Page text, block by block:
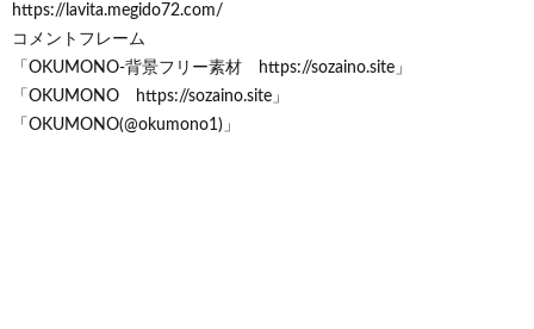
https://lavita.megido72.com/
コメントフレーム
「OKUMONO-背景フリー素材 https://sozaino.site」
「OKUMONO https://sozaino.site」
「OKUMONO(@okumono1)」